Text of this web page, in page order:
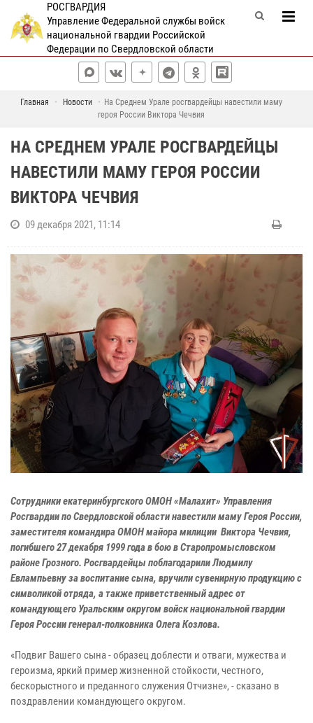
РОСГВАРДИЯ
Управление Федеральной службы войск
национальной гвардии Российской
Федерации по Свердловской области
Главная Новости
На Среднем Урале росгвардейцы навестили маму
героя России Виктора Чечвия
НА СРЕДНЕМ УРАЛЕ РОСГВАРДЕЙЦЫ
НАВЕСТИЛИ МАМУ ГЕРОЯ РОССИИ
ВИКТОРА ЧЕЧВИЯ
09 декабря 2021, 11:14
Сотрудники екатеринбургского ОМОН «Малахит» Управления
Росгвардии по Свердловской области навестили маму Героя России,
заместителя командира ОМОН майора милиции Виктора Чечвия,
погибшего 27 декабря 1999 года в бою в Старопромысловском
районе Грозного. Росгвардейцы поблагодарили Людмилу
Евлампьевну за воспитание сына, вручили сувенирную продукцию с
символикой отряда, а также приветственный адрес от
командующего Уральским округом войск национальной гвардии
Героя России генерал-полковника Олега Козлова.
«Подвиг Вашего сына - образец доблести и отваги, мужества и
героизма, яркий пример жизненной стойкости, честного,
бескорыстного и преданного служения Отчизне», - сказано в
поздравлении командующего округом.